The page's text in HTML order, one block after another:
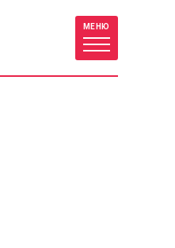
МЕНЮ